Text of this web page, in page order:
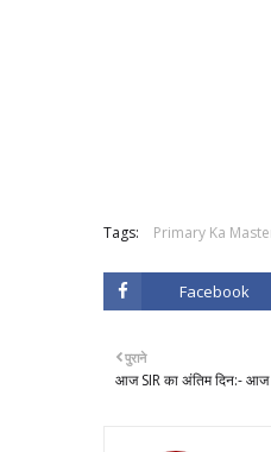
Tags: Primary Ka
Facebook
पुराने
आज SIR का अंतिम दिन:- आज